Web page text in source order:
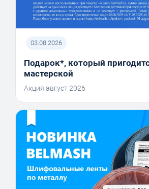
03.08.2026
Подарок*, который
мастерской
Акция август 2026